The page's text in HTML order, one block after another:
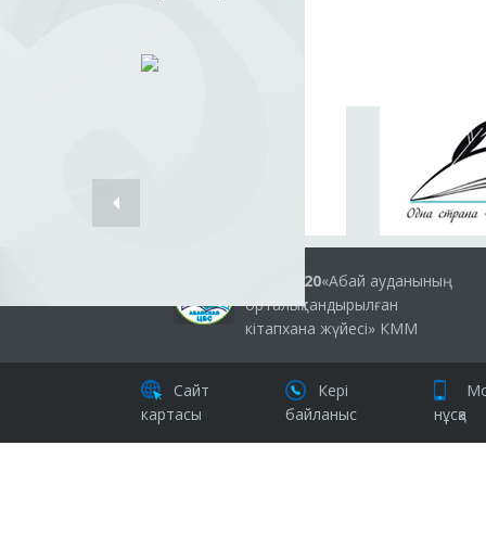
2019-2020«Абай ауданының
орталықтандырылған
кітапхана жүйесі» КММ
Сайт
картасы
Кері
байланыс
нұсқа